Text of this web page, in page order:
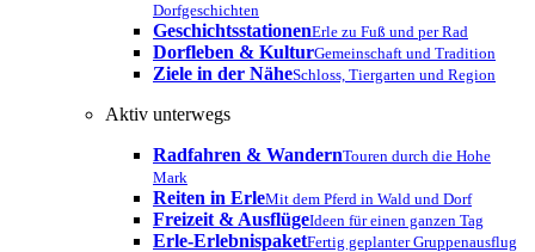
Dorfgeschichten
GeschichtsstationenErle zu Fuß und per Rad
Dorfleben & KulturGemeinschaft und Tradition
Ziele in der NäheSchloss, Tiergarten und Region
Aktiv unterwegs
Radfahren & WandernTouren durch die Hohe
Mark
Reiten in ErleMit dem Pferd in Wald und Dorf
Freizeit & AusflügeIdeen für einen ganzen Tag
Erle-ErlebnispaketFertig geplanter Gruppenausflug